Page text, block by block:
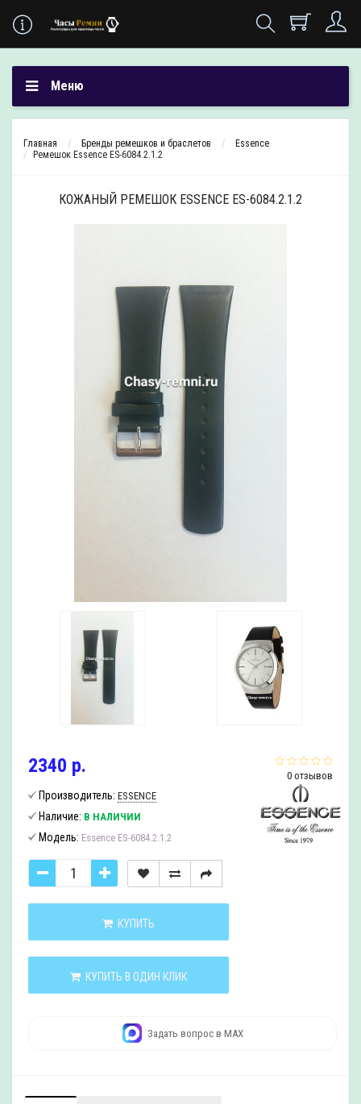
Меню
Главная Бренды ремешков и браслетов
Essence
Ремешок Essence ES-6084.2.1.2
КОЖАНЫЙ РЕМЕШОК ESSENCE ES-6084.2.1.2
0 отзывов
2340 р.
Производитель: ESSENCE
Наличие: В НАЛИЧИИ
Модель: Essence ES-6084.2.1.2
КУПИТЬ
КУПИТЬ В ОДИН КЛИК
Задать вопрос в MAX